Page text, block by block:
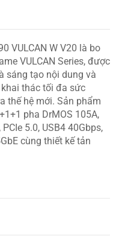
VULCAN W V20 là bo
VULCAN Series, được
sáng tạo nội dung và
thác tối đa sức
thế hệ mới. Sản phẩm
pha DrMOS 105A,
5.0, USB4 40Gbps,
cùng thiết kế tản